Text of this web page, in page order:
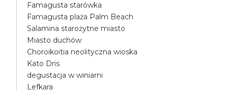
Famagusta starówka
Famagusta plaża Palm Beach
Salamina starożytne miasto
Miasto duchów
Choroikoitia neolityczna wioska
Kato Dris
degustacja w winiarni
Lefkara